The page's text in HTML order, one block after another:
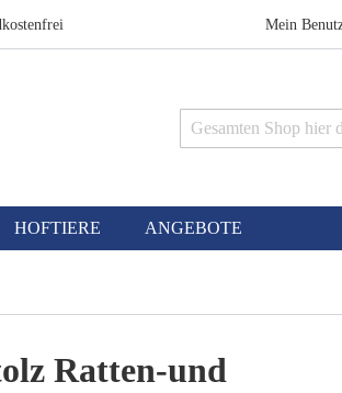
Mein
HOFTIERE ANGEBOTE
Ratten-und